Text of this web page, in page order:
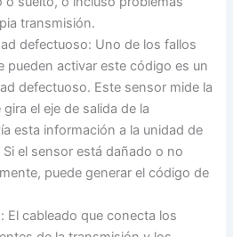
transmisión.
defectuoso: Uno de los fallos
pueden activar este código es un
defectuoso. Este sensor mide la
el eje de salida de la
esta información a la unidad de
el sensor está dañado o no
puede generar el código de
El cableado que conecta los